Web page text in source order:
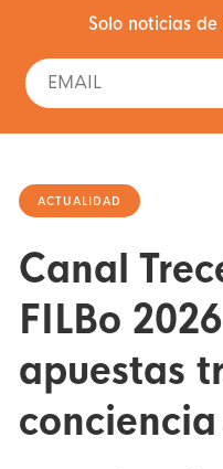
Solo noticias
ACTUALIDAD
Canal
FILBo
apuestas